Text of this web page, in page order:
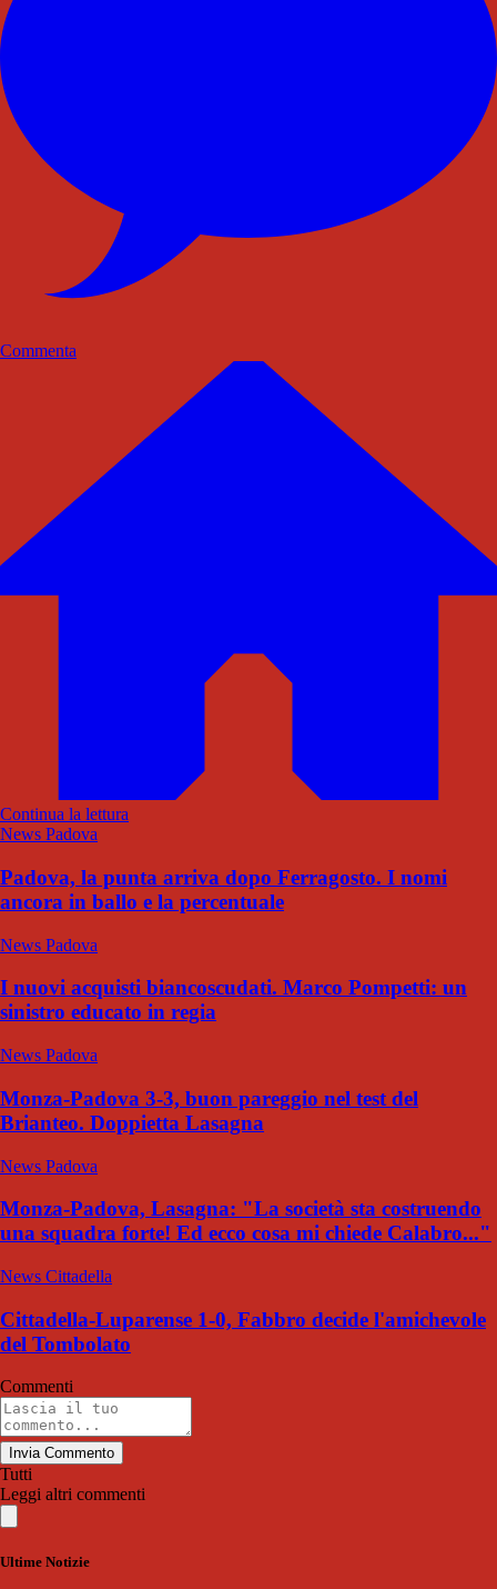
Commenta
Continua la lettura
News Padova
Padova, la punta arriva dopo Ferragosto. I nomi
ancora in ballo e la percentuale
News Padova
I nuovi acquisti biancoscudati. Marco Pompetti: un
sinistro educato in regia
News Padova
Monza-Padova 3-3, buon pareggio nel test del
Brianteo. Doppietta Lasagna
News Padova
Monza-Padova, Lasagna: "La società sta costruendo
una squadra forte! Ed ecco cosa mi chiede Calabro..."
News Cittadella
Cittadella-Luparense 1-0, Fabbro decide l'amichevole
del Tombolato
Commenti
Invia Commento
Tutti
Leggi altri commenti
Ultime Notizie